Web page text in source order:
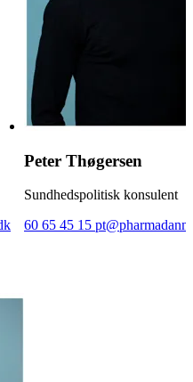
Peter Thøgersen
Sundhedspolitisk konsulent
60 65 45 15